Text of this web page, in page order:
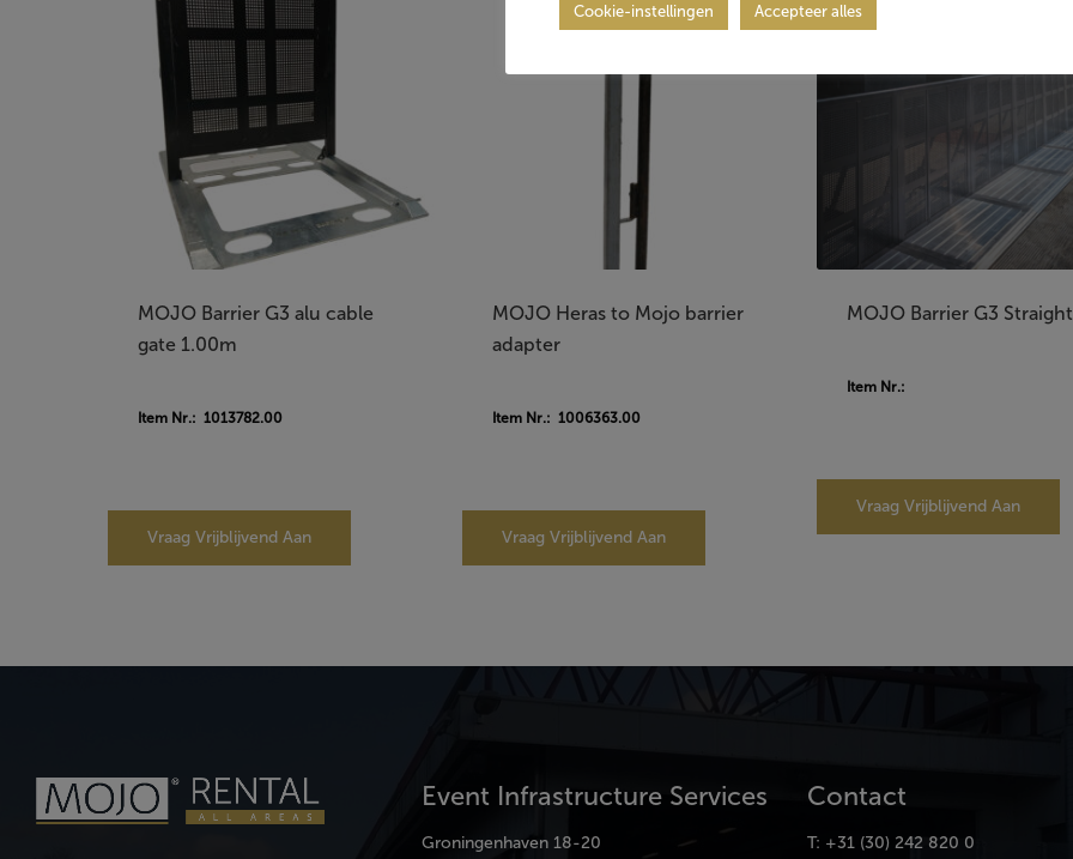
MOJO Barrier G3 alu cable
gate 1.00m
Item Nr.: 1013782.00
Vraag Vrijblijvend Aan
MOJO Heras to Mojo barrier
adapter
Item Nr.: 1006363.00
Vraag Vrijblijvend Aan
MOJO Barrier G3 Straight
Item Nr.:
Vraag Vrijblijvend Aan
Event Infrastructure Services
Groningenhaven 18-20
Contact
T: +31 (30) 242 820 0
Cookie-instellingen Accepteer alles